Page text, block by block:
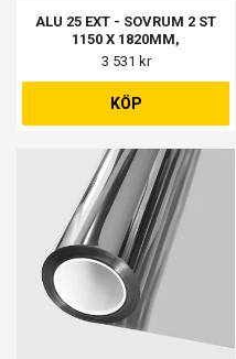
ALU 25 EXT - SOVRUM 2 ST
1150 X 1820MM,
VARDAGSRUM 2 ST 1150 X
ST 1150 X 300MM
3 531 kr
KÖP